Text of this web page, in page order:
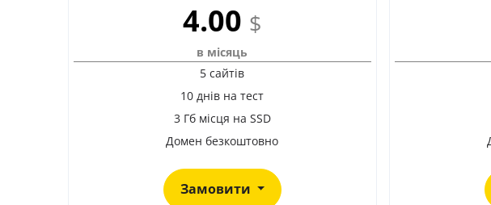
4.00 $
в місяць
5 сайтів
10 днів на тест
3 Гб місця на SSD
Домен безкоштовно
Замовити